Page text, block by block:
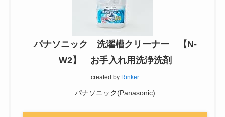
パナソニック 洗濯槽クリーナー 【N-
W2】 お手入れ用洗浄洗剤
created by Rinker
パナソニック(Panasonic)